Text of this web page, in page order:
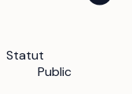
Statut
Public